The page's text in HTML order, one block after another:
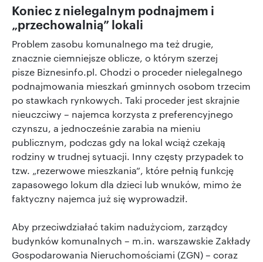
Koniec z nielegalnym podnajmem i
„przechowalnią” lokali
Problem zasobu komunalnego ma też drugie,
znacznie ciemniejsze oblicze, o którym szerzej
pisze Biznesinfo.pl. Chodzi o proceder nielegalnego
podnajmowania mieszkań gminnych osobom trzecim
po stawkach rynkowych. Taki proceder jest skrajnie
nieuczciwy – najemca korzysta z preferencyjnego
czynszu, a jednocześnie zarabia na mieniu
publicznym, podczas gdy na lokal wciąż czekają
rodziny w trudnej sytuacji. Inny częsty przypadek to
tzw. „rezerwowe mieszkania”, które pełnią funkcję
zapasowego lokum dla dzieci lub wnuków, mimo że
faktyczny najemca już się wyprowadził.
Aby przeciwdziałać takim nadużyciom, zarządcy
budynków komunalnych – m.in. warszawskie Zakłady
Gospodarowania Nieruchomościami (ZGN) – coraz